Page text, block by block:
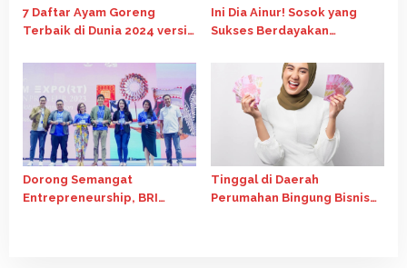
7 Daftar Ayam Goreng
Terbaik di Dunia 2024 versi
Ini Dia Ainur! Sosok yang
Sukses Berdayakan
Dorong Semangat
Entrepreneurship, BRI
Tinggal di Daerah
Perumahan Bingung Bisnis